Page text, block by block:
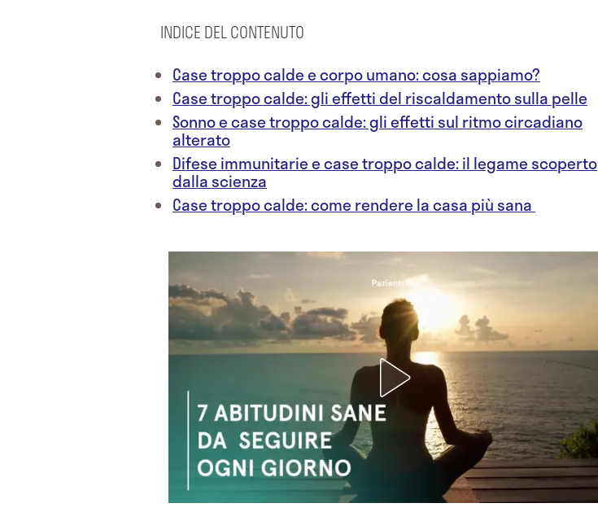
INDICE DEL CONTENUTO
Case troppo calde e corpo umano: cosa sappiamo?
Case troppo calde: gli effetti del riscaldamento sulla pelle
Sonno e case troppo calde: gli effetti sul ritmo circadiano
alterato
Difese immunitarie e case troppo calde: il legame scoperto
dalla scienza
Case troppo calde: come rendere la casa più sana